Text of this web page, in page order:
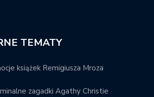
TEMATY
książek Remigiusza Mroza
zagadki Agathy Christie